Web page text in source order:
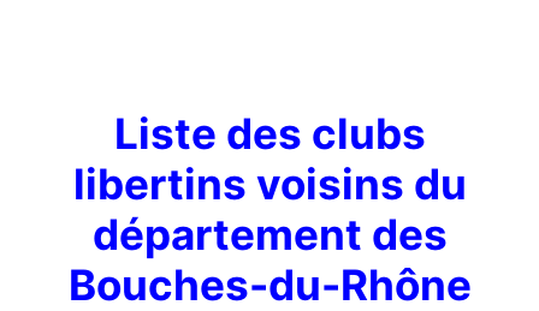
Liste des clubs
libertins voisins du
département des
Bouches-du-Rhône